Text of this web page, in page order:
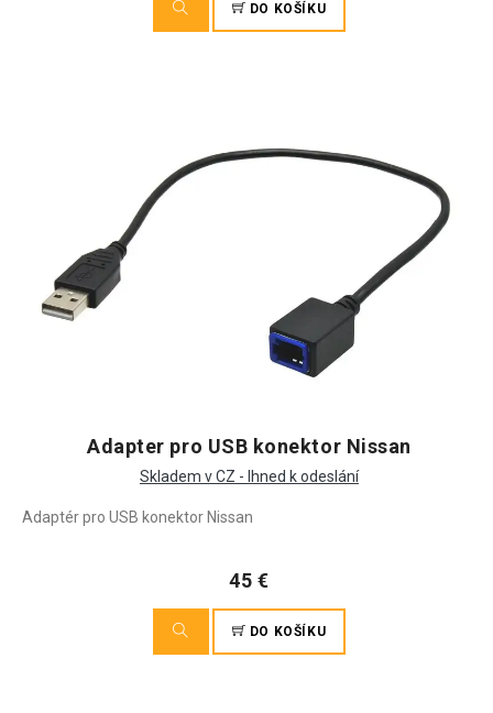
DO KOŠÍKU
Adapter pro USB konektor Nissan
Skladem v CZ - Ihned k odeslání
Adaptér pro USB konektor Nissan
45 €
DO KOŠÍKU